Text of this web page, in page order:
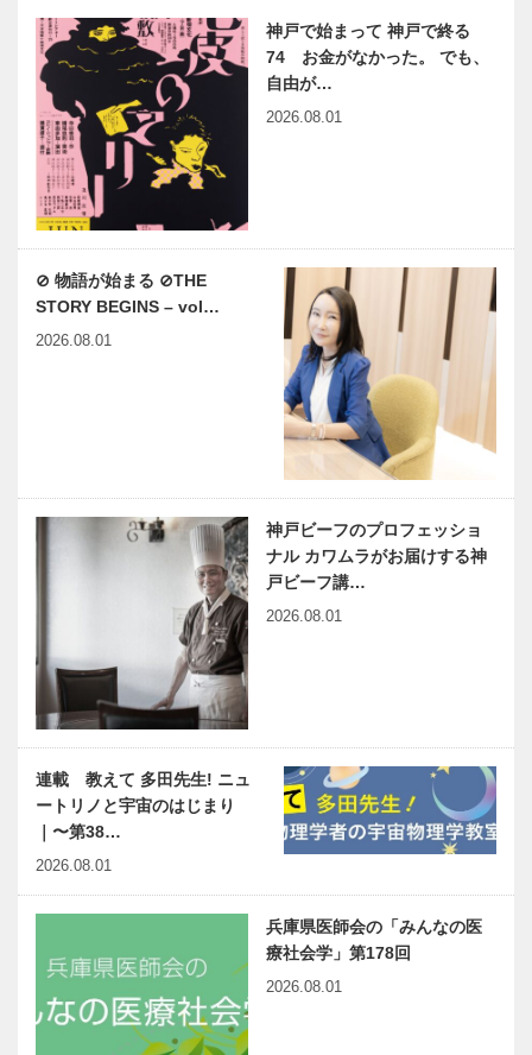
神戸で始まって 神戸で終る
74 お金がなかった。 でも、
自由が…
2026.08.01
⊘ 物語が始まる ⊘THE
STORY BEGINS – vol…
2026.08.01
神戸ビーフのプロフェッショ
ナル カワムラがお届けする神
戸ビーフ講…
2026.08.01
連載 教えて 多田先生! ニュ
ートリノと宇宙のはじまり
｜〜第38…
2026.08.01
兵庫県医師会の「みんなの医
療社会学」第178回
2026.08.01